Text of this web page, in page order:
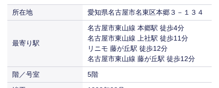
所在地 愛知県名古屋市名東区本郷３－１３４
最寄り駅
名古屋市東山線 本郷駅 徒歩4分
名古屋市東山線 上社駅 徒歩11分
リニモ 藤が丘駅 徒歩12分
名古屋市東山線 藤が丘駅 徒歩12分
階／号室
5階